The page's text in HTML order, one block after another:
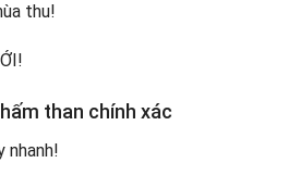
thu!
than chính xác
nhanh!